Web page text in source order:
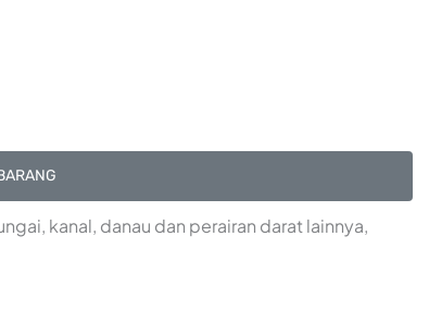
kanal, danau dan perairan darat lainnya,